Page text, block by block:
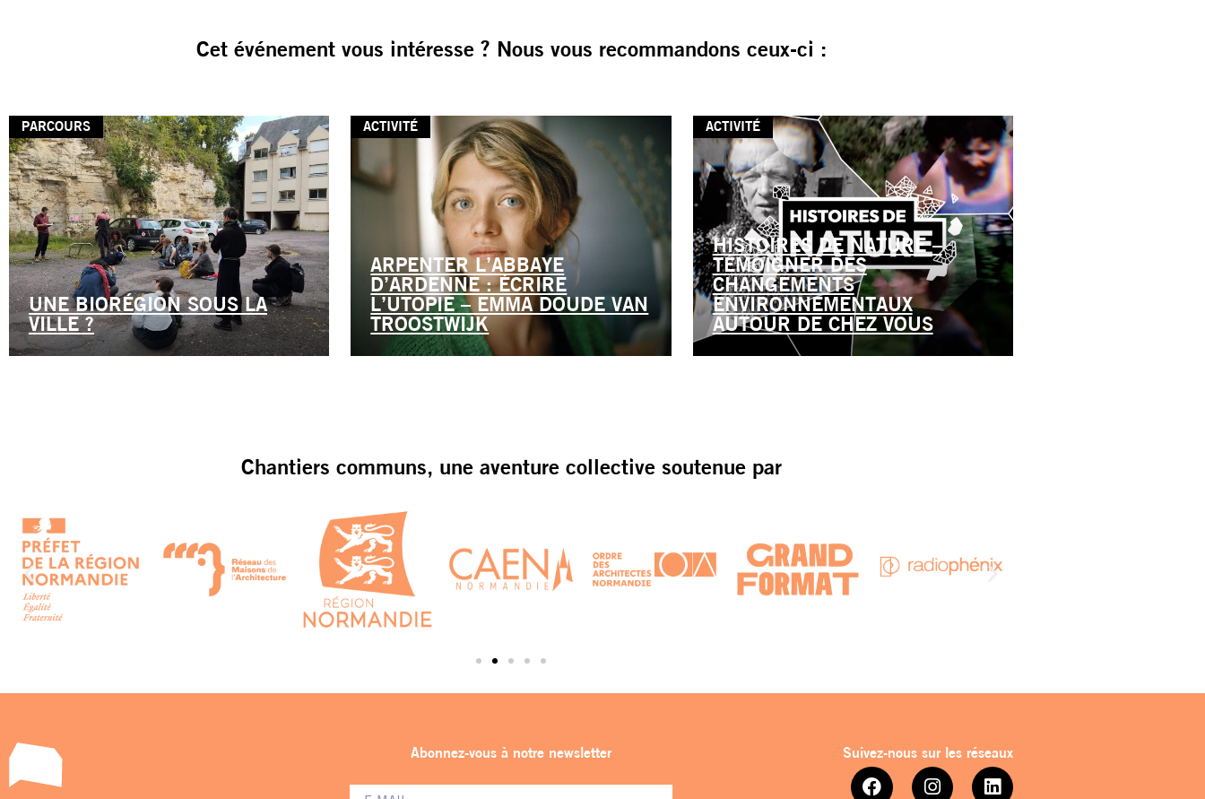
Cet événement vous intéresse ? Nous vous recommandons ceux-ci :
PARCOURS
UNE BIORÉGION SOUS LA
VILLE ?
ACTIVITÉ
ARPENTER L’ABBAYE
D’ARDENNE : ÉCRIRE
L’UTOPIE – EMMA DOUDE VAN
TROOSTWIJK
ACTIVITÉ
HISTOIRES DE NATURE –
TÉMOIGNER DES
CHANGEMENTS
ENVIRONNEMENTAUX
AUTOUR DE CHEZ VOUS
Chantiers communs, une aventure collective soutenue par
Abonnez-vous à notre newsletter Suivez-nous sur les réseaux